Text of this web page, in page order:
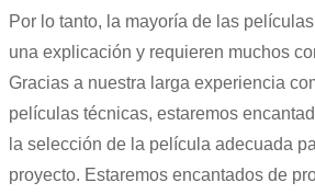
Por lo tanto, la mayoría de las
una explicación y requieren muchos
Gracias a nuestra larga experiencia
películas técnicas, estaremos
la selección de la película adecuada
proyecto. Estaremos encantados de